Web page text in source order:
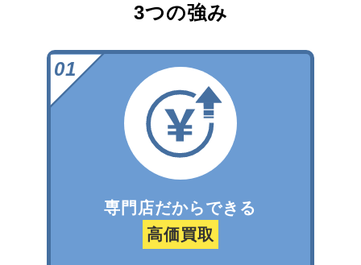
3つの強み
専門店だからできる
高価買取